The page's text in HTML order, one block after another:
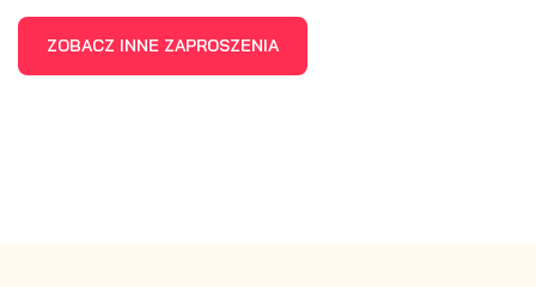
ZOBACZ INNE ZAPROSZENIA